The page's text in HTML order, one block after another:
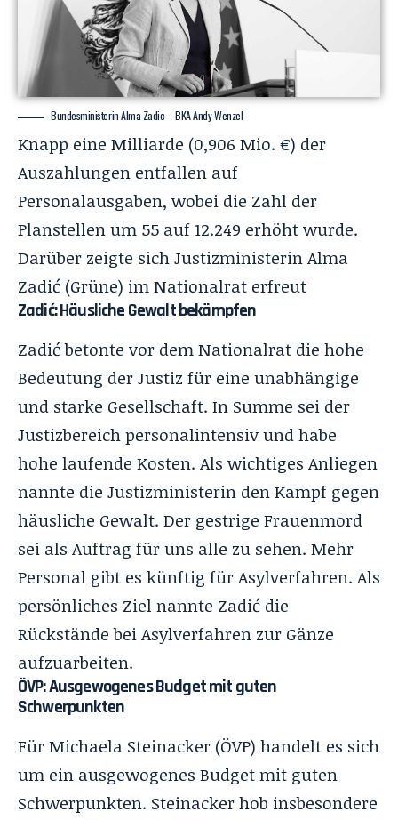
Bundesministerin Alma Zadic – BKA Andy Wenzel
Knapp eine Milliarde (0,906 Mio. €) der
Auszahlungen entfallen auf
Personalausgaben, wobei die Zahl der
Planstellen um 55 auf 12.249 erhöht wurde.
Darüber zeigte sich Justizministerin Alma
Zadić (Grüne) im Nationalrat erfreut
Zadić: Häusliche Gewalt bekämpfen
Zadić betonte vor dem Nationalrat die hohe
Bedeutung der Justiz für eine unabhängige
und starke Gesellschaft. In Summe sei der
Justizbereich personalintensiv und habe
hohe laufende Kosten. Als wichtiges Anliegen
nannte die Justizministerin den Kampf gegen
häusliche Gewalt. Der gestrige Frauenmord
sei als Auftrag für uns alle zu sehen. Mehr
Personal gibt es künftig für Asylverfahren. Als
persönliches Ziel nannte Zadić die
Rückstände bei Asylverfahren zur Gänze
aufzuarbeiten.
ÖVP: Ausgewogenes Budget mit guten
Schwerpunkten
Für Michaela Steinacker (ÖVP) handelt es sich
um ein ausgewogenes Budget mit guten
Schwerpunkten. Steinacker hob insbesondere